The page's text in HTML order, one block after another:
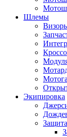
Шлемы
Экипировка
Защита